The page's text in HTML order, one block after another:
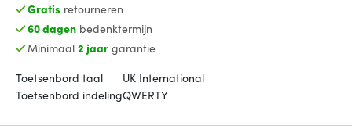
Gratis retourneren
60 dagenbedenktermijn
Minimaal 2 jaargarantie
Toetsenbord taal
UK International
Toetsenbord indelingQWERTY